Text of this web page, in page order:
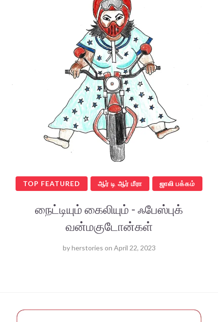
TOP FEATURED ஆர் டி ஆர் மீரா ஜாலி பக்கம்
நைட்டியும் கைலியும் - ஃபேஸ்புக்
வன்மகுடோன்கள்
byherstories on April 22, 2023